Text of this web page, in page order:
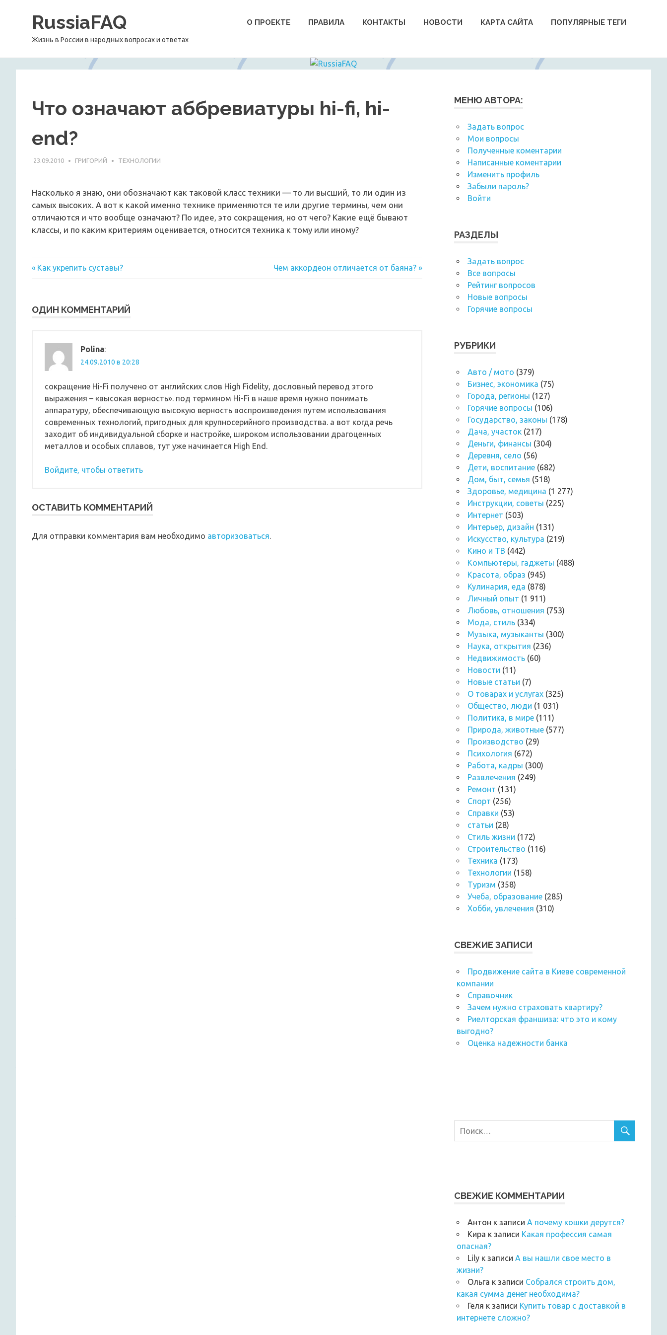
содержимомуRussiaFAQ
Жизнь в России в народных вопросах и ответах
О ПРОЕКТЕ ПРАВИЛА КОНТАКТЫ НОВОСТИ КАРТА САЙТА ПОПУЛЯРНЫЕ ТЕГИ
Что означают аббревиатуры hi-fi, hi-
end?
23.09.2010 ГРИГОРИЙ ТЕХНОЛОГИИ
Насколько я знаю, они обозначают как таковой класс техники — то ли высший, то ли один из
самых высоких. А вот к какой именно технике применяются те или другие термины, чем они
отличаются и что вообще означают? По идее, это сокращения, но от чего? Какие ещё бывают
классы, и по каким критериям оценивается, относится техника к тому или иному?
Навигация
записям
Предыдущая
запись:
Как укрепить суставы?
Следующая
запись:
Чем аккордеон отличается от баяна?
ОДИН КОММЕНТАРИЙ
Polina:
24.09.2010 в 20:28
сокращение Hi-Fi получено от английских слов High Fidelity, дословный перевод этого
выражения – «высокая верность». под термином Hi-Fi в наше время нужно понимать
аппаратуру, обеспечивающую высокую верность воспроизведения путем использования
современных технологий, пригодных для крупносерийного производства. а вот когда речь
заходит об индивидуальной сборке и настройке, широком использовании драгоценных
металлов и особых сплавов, тут уже начинается High End.
Войдите, чтобы ответить
ОСТАВИТЬ КОММЕНТАРИЙ
Для отправки комментария вам необходимо авторизоваться.
МЕНЮ АВТОРА:
Задать вопрос
Мои вопросы
Полученные коментарии
Написанные коментарии
Изменить профиль
Забыли пароль?
Войти
РАЗДЕЛЫ
Задать вопрос
Все вопросы
Рейтинг вопросов
Новые вопросы
Горячие вопросы
РУБРИКИ
Авто / мото (379)
Бизнес, экономика (75)
Города, регионы (127)
Горячие вопросы (106)
Государство, законы (178)
Дача, участок (217)
Деньги, финансы (304)
Деревня, село (56)
Дети, воспитание (682)
Дом, быт, семья (518)
Здоровье, медицина (1 277)
Инструкции, советы (225)
Интернет (503)
Интерьер, дизайн (131)
Искусство, культура (219)
Кино и ТВ (442)
Компьютеры, гаджеты (488)
Красота, образ (945)
Кулинария, еда (878)
Личный опыт (1 911)
Любовь, отношения (753)
Мода, стиль (334)
Музыка, музыканты (300)
Наука, открытия (236)
Недвижимость (60)
Новости (11)
Новые статьи (7)
О товарах и услугах (325)
Общество, люди (1 031)
Политика, в мире (111)
Природа, животные (577)
Производство (29)
Психология (672)
Работа, кадры (300)
Развлечения (249)
Ремонт (131)
Спорт (256)
Справки (53)
статьи (28)
Стиль жизни (172)
Строительство (116)
Техника (173)
Технологии (158)
Туризм (358)
Учеба, образование (285)
Хобби, увлечения (310)
СВЕЖИЕ ЗАПИСИ
Продвижение сайта в Киеве современной
компании
Справочник
Зачем нужно страховать квартиру?
Риелторская франшиза: что это и кому
выгодно?
Оценка надежности банка
СВЕЖИЕ КОММЕНТАРИИ
Антон к записи А почему кошки дерутся?
Кира к записи Какая профессия самая
опасная?
Lily к записи А вы нашли свое место в
жизни?
Ольга к записи Собрался строить дом,
какая сумма денег необходима?
Геля к записи Купить товар с доставкой в
интернете сложно?